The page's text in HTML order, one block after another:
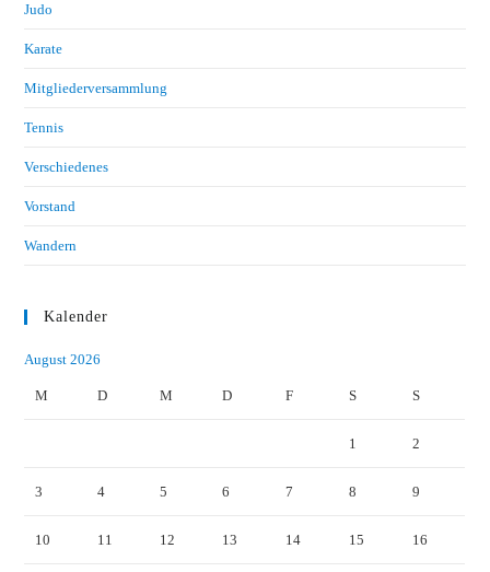
Judo
Karate
Mitgliederversammlung
Tennis
Verschiedenes
Vorstand
Wandern
Kalender
August 2026
M D M D F S S
1 2
3 4 5 6 7 8 9
10 11 12 13 14 15 16